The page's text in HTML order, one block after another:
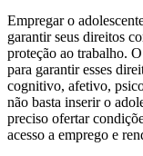
Empregar o
garantir seus direitos
proteção ao trabalho.
para garantir esses
cognitivo, afetivo,
não basta inserir o
preciso ofertar
acesso a emprego e